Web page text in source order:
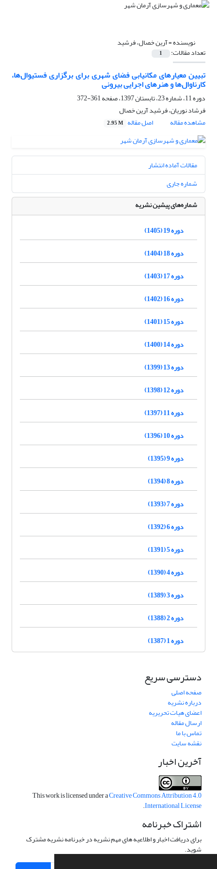
نویسنده =آرین خصال، فرشید
تعداد مقالات: 1
تبیین معیارهای مکانیابی فضای شهری برای برگزاری فستیوال‌ها،
کارناوال‌ها و هنرهای اجرایی بیرونی
دوره 11، شماره 23، تابستان 1397، صفحه
361-372
فرشاد نوریان، فرشید آرین خصال
مشاهده مقاله
اصل مقاله 2.95 M
مقالات آماده انتشار
شماره جاری
شماره‌های پیشین نشریه
دوره 19 (1405)
دوره 18 (1404)
دوره 17 (1403)
دوره 16 (1402)
دوره 15 (1401)
دوره 14 (1400)
دوره 13 (1399)
دوره 12 (1398)
دوره 11 (1397)
دوره 10 (1396)
دوره 9 (1395)
دوره 8 (1394)
دوره 7 (1393)
دوره 6 (1392)
دوره 5 (1391)
دوره 4 (1390)
دوره 3 (1389)
دوره 2 (1388)
دوره 1 (1387)
دسترسی سریع
صفحه اصلی
درباره نشریه
اعضای هیات تحریریه
ارسال مقاله
تماس با ما
نقشه سایت
آخرین اخبار
This work is licensed under aCreative Commons Attribution 4.0
International License
.
اشتراک خبرنامه
برای دریافت اخبار و اطلاعیه های مهم نشریه در خبرنامه نشریه مشترک
شوید.